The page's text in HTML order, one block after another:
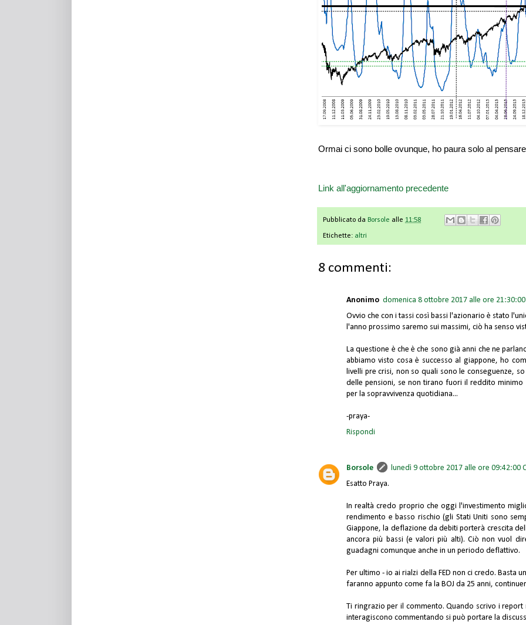
Ormai ci sono bolle ovunque, ho paura solo al
Link all'aggiornamento precedente
Pubblicato da Borsole alle 11:58
Etichette: altri
8 commenti:
Anonimo domenica 8 ottobre 2017 alle ore 21:30:00
Ovvio che con i tassi così bassi l'azionario è stato
l'anno prossimo saremo sui massimi, ciò ha senso
La questione è che è che sono già anni che ne
abbiamo visto cosa è successo al giappone, ho
livelli pre crisi, non so quali sono le conseguenze,
delle pensioni, se non tirano fuori il reddito
per la sopravvivenza quotidiana...
-praya-
Rispondi
Borsole
lunedì 9 ottobre 2017 alle ore 09:42:00
Esatto Praya.
In realtà credo proprio che oggi l'investimento
rendimento e basso rischio (gli Stati Uniti sono
Giappone, la deflazione da debiti porterà crescita
ancora più bassi (e valori più alti). Ciò non vuol
guadagni comunque anche in un periodo deflattivo.
Per ultimo - io ai rialzi della FED non ci credo. Basta
faranno appunto come fa la BOJ da 25 anni,
Ti ringrazio per il commento. Quando scrivo i
interagiscono commentando si può portare la